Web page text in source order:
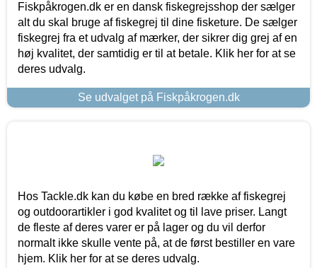
Fiskpåkrogen.dk er en dansk fiskegrejsshop der sælger
alt du skal bruge af fiskegrej til dine fisketure. De sælger
fiskegrej fra et udvalg af mærker, der sikrer dig grej af en
høj kvalitet, der samtidig er til at betale. Klik her for at se
deres udvalg.
Se udvalget på Fiskpåkrogen.dk
Hos Tackle.dk kan du købe en bred række af fiskegrej
og outdoorartikler i god kvalitet og til lave priser. Langt
de fleste af deres varer er på lager og du vil derfor
normalt ikke skulle vente på, at de først bestiller en vare
hjem. Klik her for at se deres udvalg.